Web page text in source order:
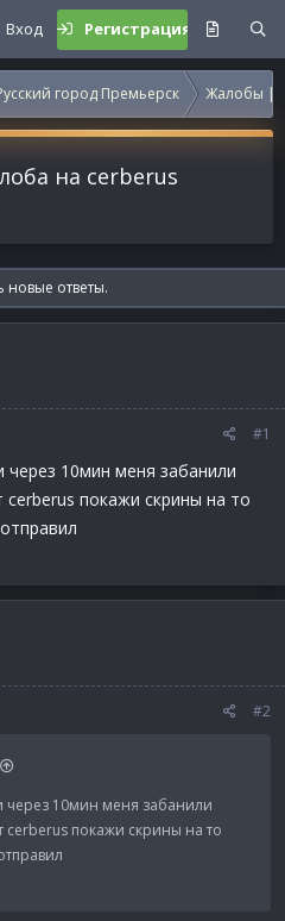
Вход Регистрация
город Премьерск Жалобы |
на cerberus
новые ответы.
#1
10мин меня забанили
покажи скрины на то
#2
10мин меня забанили
покажи скрины на то